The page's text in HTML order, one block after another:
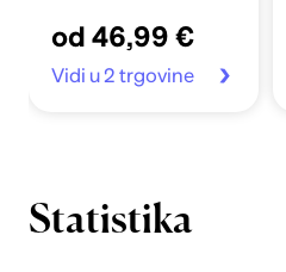
od 46,99 €
Vidi u 2 trgovine
Statistika